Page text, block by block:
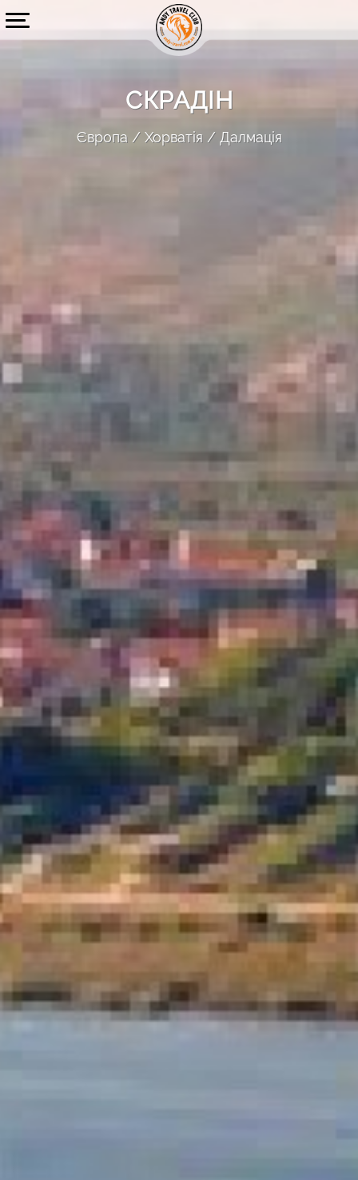
СКРАДІН
Європа Хорватія Далмація